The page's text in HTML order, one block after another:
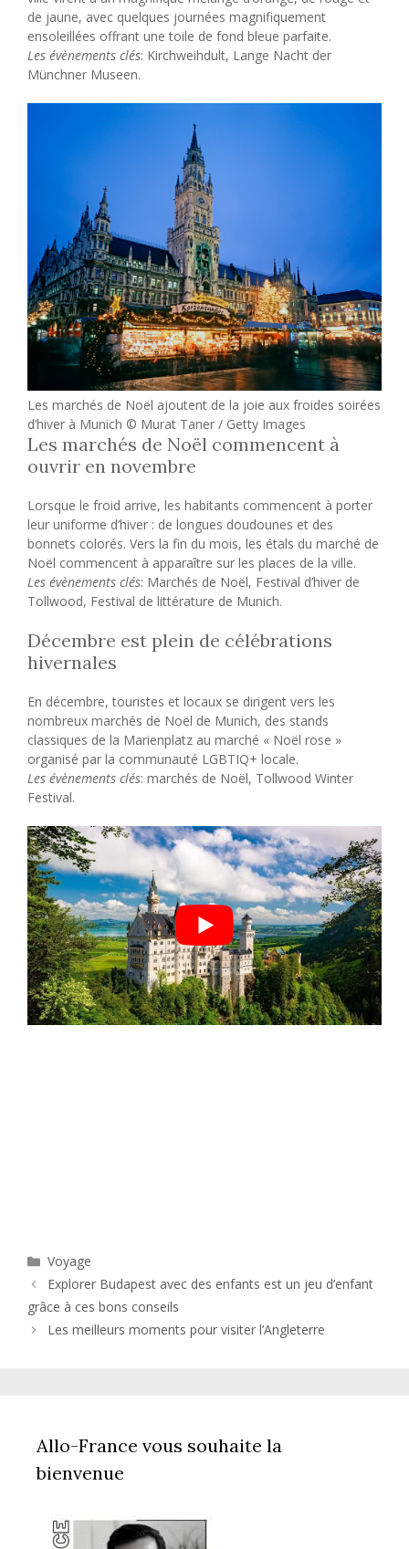
de jaune, avec quelques journées magnifiquement
ensoleillées offrant une toile de fond bleue parfaite.
Les évènements clés: Kirchweihdult, Lange Nacht der
Münchner Museen.
Les marchés de Noël ajoutent de la joie aux froides soirées
d’hiver à Munich © Murat Taner / Getty Images
Les marchés de Noël commencent à
ouvrir en novembre
Lorsque le froid arrive, les habitants commencent à porter
leur uniforme d’hiver : de longues doudounes et des
bonnets colorés. Vers la fin du mois, les étals du marché de
Noël commencent à apparaître sur les places de la ville.
Les évènements clés: Marchés de Noël, Festival d’hiver de
Tollwood, Festival de littérature de Munich.
Décembre est plein de célébrations
hivernales
En décembre, touristes et locaux se dirigent vers les
nombreux marchés de Noël de Munich, des stands
classiques de la Marienplatz au marché « Noël rose »
organisé par la communauté LGBTIQ+ locale.
Les évènements clés: marchés de Noël, Tollwood Winter
Festival.
Catégories
Voyage
Explorer Budapest avec des enfants est un jeu d’enfant
grâce à ces bons conseils
Les meilleurs moments pour visiter l’Angleterre
Allo-France vous souhaite la
bienvenue